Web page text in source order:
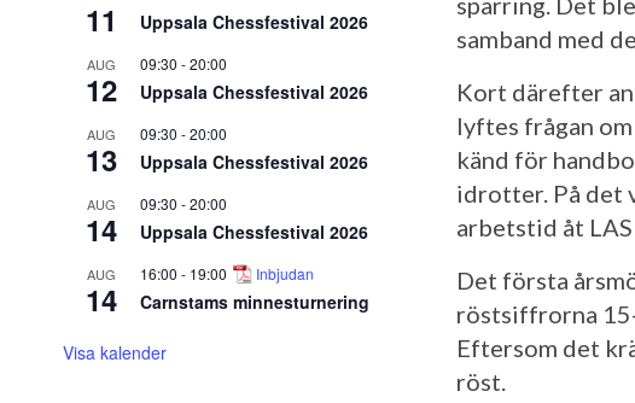
11 Uppsala Chessfestival 2026
AUG
12
09:30 -20:00
Uppsala Chessfestival 2026
AUG
13
09:30 -20:00
Uppsala Chessfestival 2026
AUG
14
09:30 -20:00
Uppsala Chessfestival 2026
AUG
14
16:00 - 19:00 Inbjudan
Carnstams minnesturnering
Visa kalender
samband med
Kort därefter
lyftes frågan
känd för
idrotter. På det
arbetstid åt
Det första
röstsiffrorna
Eftersom det
röst.